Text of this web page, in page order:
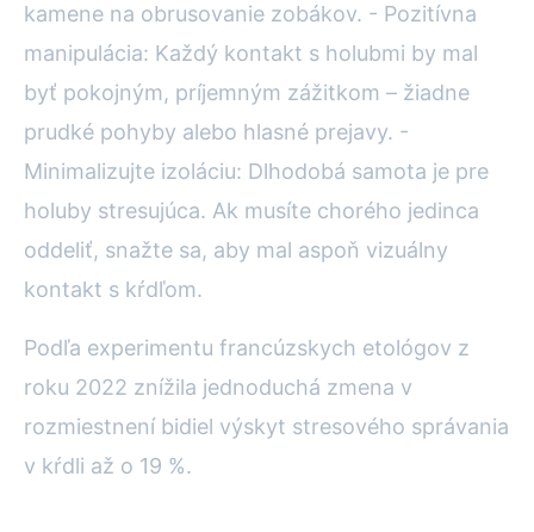
kamene na obrusovanie zobákov. - Pozitívna
manipulácia: Každý kontakt s holubmi by mal
byť pokojným, príjemným zážitkom – žiadne
prudké pohyby alebo hlasné prejavy. -
Minimalizujte izoláciu: Dlhodobá samota je pre
holuby stresujúca. Ak musíte chorého jedinca
oddeliť, snažte sa, aby mal aspoň vizuálny
kontakt s kŕdľom.
Podľa experimentu francúzskych etológov z
roku 2022 znížila jednoduchá zmena v
rozmiestnení bidiel výskyt stresového správania
v kŕdli až o 19 %.